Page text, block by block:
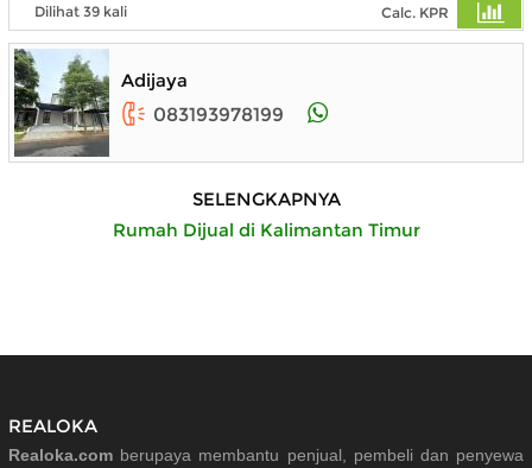
Dilihat 39 kali Calc. KPR
Adijaya
083193978199
SELENGKAPNYA
Rumah Dijual di Kalimantan Timur
REALOKA
Realoka.com berupaya membantu penjual, pembeli dan penyewa